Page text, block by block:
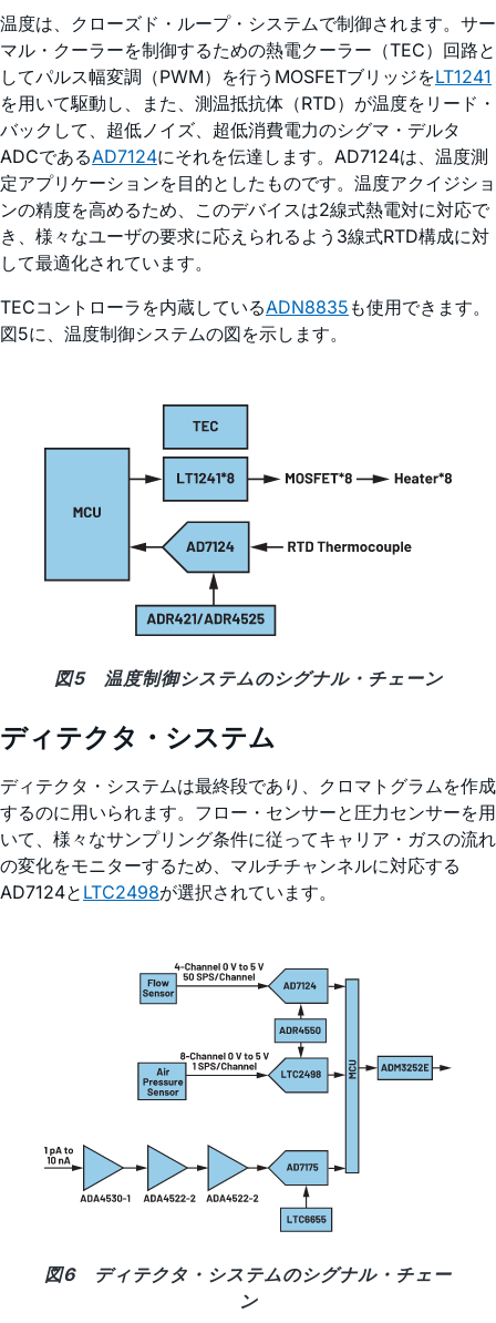
温度は、クローズド・ループ・システムで制御されます。サー
マル・クーラーを制御するための熱電クーラー（TEC）回路と
してパルス幅変調（PWM）を行うMOSFETブリッジをLT1241
を用いて駆動し、また、測温抵抗体（RTD）が温度をリード・
バックして、超低ノイズ、超低消費電力のシグマ・デルタ
ADCであるAD7124にそれを伝達します。AD7124は、温度測
定アプリケーションを目的としたものです。温度アクイジショ
ンの精度を高めるため、このデバイスは2線式熱電対に対応で
き、様々なユーザの要求に応えられるよう3線式RTD構成に対
して最適化されています。
TECコントローラを内蔵しているADN8835 も使用できます。
図5に、温度制御システムの図を示します。
図5 温度制御システムのシグナル・チェーン
ディテクタ・システム
ディテクタ・システムは最終段であり、クロマトグラムを作成
するのに用いられます。フロー・センサーと圧力センサーを用
いて、様々なサンプリング条件に従ってキャリア・ガスの流れ
の変化をモニターするため、マルチチャンネルに対応する
AD7124と LTC2498が選択されています。
図6 ディテクタ・システムのシグナル・チェー
ン